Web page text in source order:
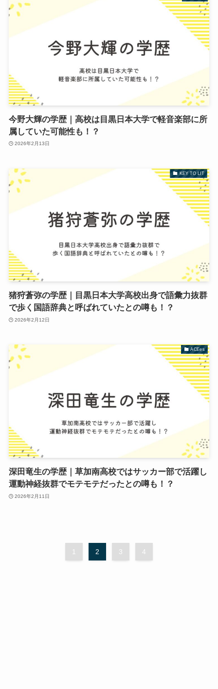
今野大輝の学歴｜高校は目黒日本大学で軽音楽部に所
属していた可能性も！？
2026年2月13日
KEY TO LIT
猪狩蒼弥の学歴｜目黒日本大学高校出身で語彙力抜群
で歩く国語辞典と呼ばれていたとの噂も！？
2026年2月12日
ACEes
深田竜生の学歴｜草加南高校ではサッカー部で活躍し
運動神経抜群でモテモテだったとの噂も！？
2026年2月11日
1 2 3 4